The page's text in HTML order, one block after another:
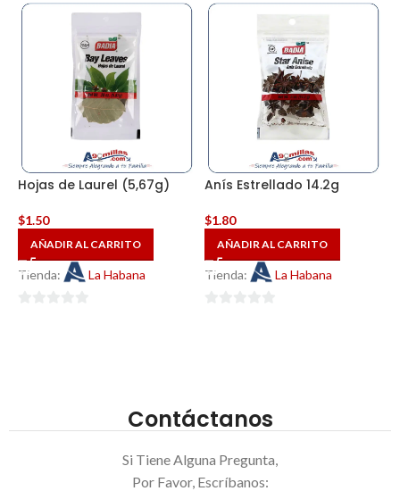
de
de
Hojas de Laurel (5,67g)
$1.50
AÑADIR AL CARRITO
Tienda: La Habana
Anís Estrellado 14.2g
$1.80
AÑADIR AL CARRITO
Tienda: La Habana
Contáctanos
Si Tiene Alguna Pregunta,
Por Favor, Escríbanos: